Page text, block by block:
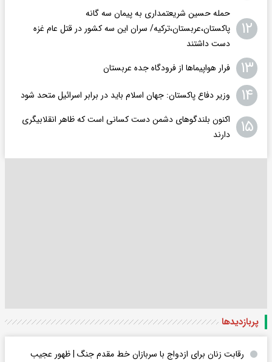
۱۲
حمله حسین شریعتمداری به پیمان سه گانه
پاکستان،عربستان،ترکیه/ سران این سه کشور در قتل عام غزه
دست داشتند
۱۳ فرار هواپیماها از فرودگاه جده عربستان
۱۴ وزیر دفاع پاکستان: جهان اسلام باید در برابر اسرائیل متحد شود
۱۵
اکنون بلندگوهای دشمن دست کسانی است که ظاهر انقلابیگری
دارند
پربازدید‌ها
رقابت زنان برای ازدواج با سربازان خط مقدم جنگ | ظهور عجیب